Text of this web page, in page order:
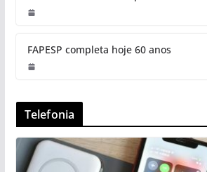
FAPESP completa hoje 60 anos
Telefonia